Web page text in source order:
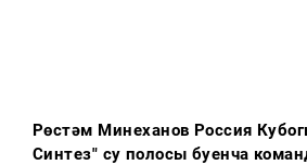
Рөстәм Миңнеханов Россия
Синтез" су полосы буенча